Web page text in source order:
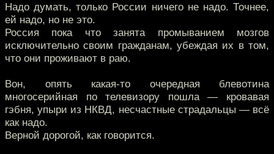
Надо думать, только России ничего не надо. Точнее,
ей надо, но не это.
Россия пока что занята промыванием мозгов
исключительно своим гражданам, убеждая их в том,
что они проживают в раю.
Вон, опять какая-то очередная блевотина
многосерийная по телевизору пошла — кровавая
гэбня, упыри из НКВД, несчастные страдальцы — всё
как надо.
Верной дорогой, как говорится.